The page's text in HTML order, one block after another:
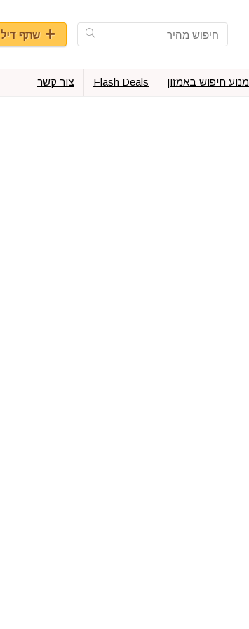
שתף דיל
מנוע חיפוש באמזון Flash Deals צור קשר